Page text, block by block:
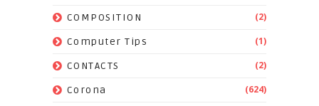
COMPOSITION (2)
Computer Tips (1)
CONTACTS (2)
Corona (624)